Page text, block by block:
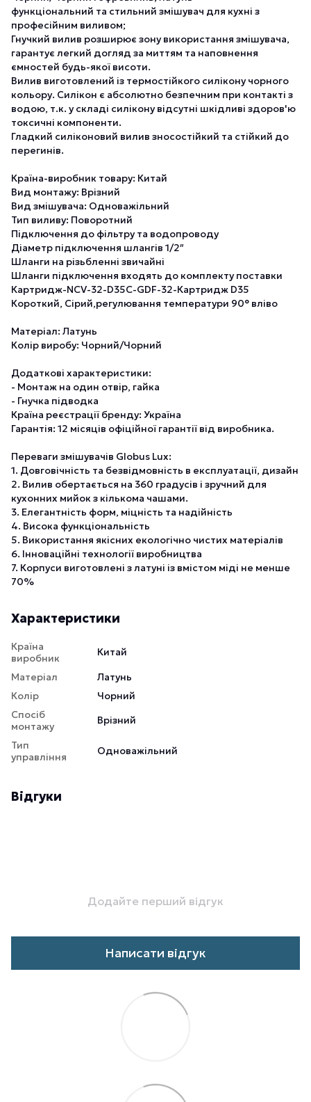
функціональний та стильний змішувач для кухні з
професійним виливом;
Гнучкий вилив розширює зону використання змішувача,
гарантує легкий догляд за миттям та наповнення
ємностей будь-якої висоти.
Вилив виготовлений із термостійкого силікону чорного
кольору. Силікон є абсолютно безпечним при контакті з
водою, т.к. у складі силікону відсутні шкідливі здоров'ю
токсичні компоненти.
Гладкий силіконовий вилив зносостійкий та стійкий до
перегинів.
Країна-виробник товару: Китай
Вид монтажу: Врізний
Вид змішувача: Одноважільний
Тип виливу: Поворотний
Підключення до фільтру та водопроводу
Діаметр підключення шлангів 1/2″
Шланги на різьбленні звичайні
Шланги підключення входять до комплекту поставки
Картридж-NCV-32-D35C-GDF-32-Картридж D35
Короткий, Сірий,регулювання температури 90° вліво
Матеріал: Латунь
Колір виробу: Чорний/Чорний
Додаткові характеристики:
- Монтаж на один отвір, гайка
- Гнучка підводка
Країна реєстрації бренду: Україна
Гарантія: 12 місяців офіційної гарантії від виробника.
Переваги змішувачів Globus Lux:
1. Довговічність та безвідмовність в експлуатації, дизайн
2. Вилив обертається на 360 градусів і зручний для
кухонних мийок з кількома чашами.
3. Елегантність форм, міцність та надійність
4. Висока функціональність
5. Використання якісних екологічно чистих матеріалів
6. Інноваційні технології виробництва
7. Корпуси виготовлені з латуні із вмістом міді не менше
70%
Характеристики
Країна
виробник
Китай
Матеріал
Латунь
Колір
Чорний
Спосіб
монтажу
Врізний
Тип
управління
Одноважільний
Відгуки
Додайте перший відгук
Написати відгук